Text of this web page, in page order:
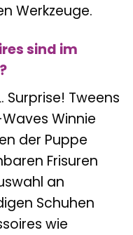
Werkzeuge.
sind im
Surprise! Tweens
Winnie
der Puppe
Frisuren
an
Schuhen
wie